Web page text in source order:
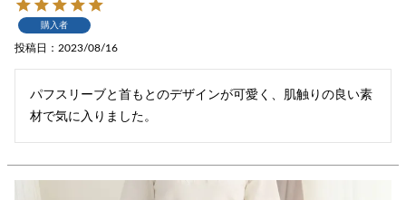
購入者
投稿日 2023/08/16
パフスリーブと首もとのデザインが可愛く、肌触りの良い素
材で気に入りました。